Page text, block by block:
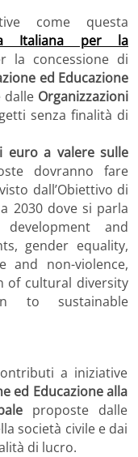
come questa
Italiana per la
la concessione di
ed Educazione
dalleOrganizzazioni
senza finalità di
euro a valere sulle
dovranno fare
dall’Obiettivo di
2030 dove si parla
and
gender equality,
non-violence,
of cultural diversity
to sustainable
a iniziative
ed Educazione alla
proposte dalle
società civile e dai
di lucro.